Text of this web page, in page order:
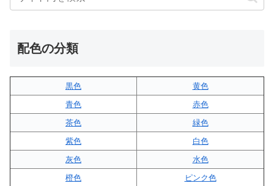
配色の分類
黒色
黄色
青色
赤色
茶色
緑色
紫色
白色
灰色
水色
橙色
ピンク色